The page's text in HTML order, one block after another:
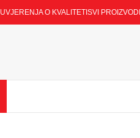
UVJERENJA O KVALITETI SVI PROIZVODI